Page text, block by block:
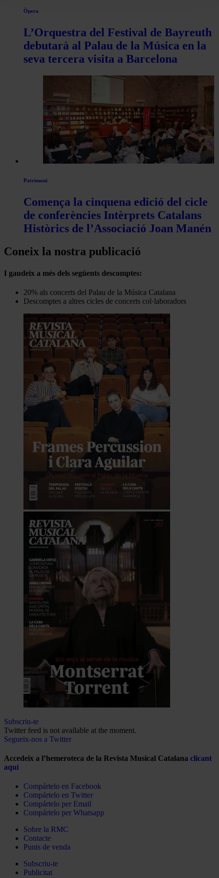
Òpera
L’Orquestra del Festival de Bayreuth
debutarà al Palau de la Música en la
seva tercera visita a Barcelona
Patrimoni
Comença la cinquena edició del cicle
de conferències Intèrprets Catalans
Històrics de l’Associació Joan Manén
Coneix la nostra publicació
I gaudeix a més dels següents descomptes:
20% als concerts del Palau de la Música Catalana
Descomptes a altres cicles de concerts col·laboradors
Subscriu-te
Twitter feed is not available at the moment.
Segueix-nos a Twitter
Accedeix a l’hemeroteca de la Revista Musical Catalana clicant
aquí
Compártelo en Facebook
Compártelo en Twitter
Compártelo per Email
Compártelo per Whatsapp
Sobre la RMC
Contacte
Punts de venda
Subscriu-te
Publicitat